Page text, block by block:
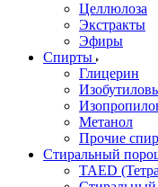
Целлюлоза
Экстракты
Эфиры
Спирты
Глицерин
Метанол
Прочие
Стиральный
TAED